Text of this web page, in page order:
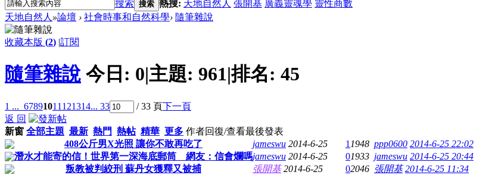
搜索 搜索 熱搜: 天地自然人 張開基 廣義靈魂學 靈性商數
天地自然人 »論壇 › 社會時事和自然科學› 隨筆雜說
收藏本版 (2) |訂閱
隨筆雜說 今日: 0|主題: 961|排名: 45
1 ... 67891011 121314... 33 / 33 頁下一頁
返 回
新窗 全部主題 最新 熱門 熱帖 精華 更多 作者回復/查看最後發表
408公斤男X光照 讓你不敢再吃了
jameswu 2014-6-25 1 1948 ppp0600 2014-6-25 22:02
潛水才能寄的信！世界第一深海底郵筒 網友：信會爛嗎jameswu 2014-6-25 01933 jameswu 2014-6-25 20:44
叛教被判絞刑 蘇丹女獲釋又被捕
張開基 2014-6-25 02046 張開基 2014-6-25 11:34